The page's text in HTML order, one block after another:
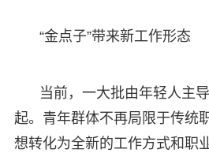
“金点子”带来新工作形态
当前，一大批由年轻人主
起。青年群体不再局限于传统
想转化为全新的工作方式和职